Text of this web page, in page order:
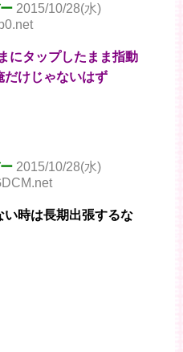
2015/10/28(水)
にタップしたまま指動
だけじゃないはず
2015/10/28(水)
時は長期出張するな